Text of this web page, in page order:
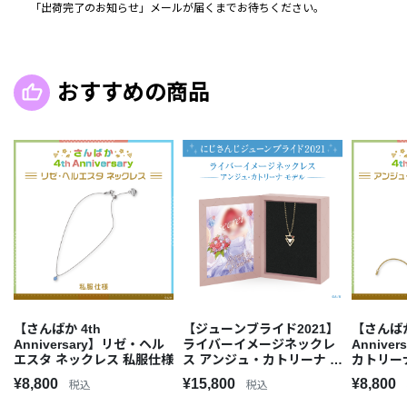
「出荷完了のお知らせ」メールが届くまでお待ちください。
おすすめの商品
【さんばか 4th
Anniversary】リゼ・ヘル
エスタ ネックレス 私服仕様
¥8,800 税込
【ジューンブライド2021】
ライバーイメージネックレ
ス アンジュ・カトリーナ モ
デル
¥15,800 税込
【さん
カトリー
仕様
¥8,800